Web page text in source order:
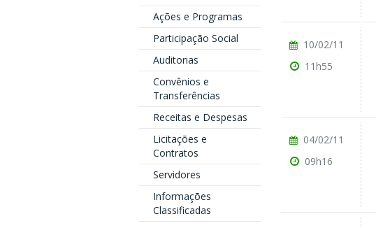
Ações e Programas
Participação Social
Auditorias
Convênios e
Transferências
Receitas e Despesas
Licitações e
Contratos
Servidores
Informações
Classificadas
10/02/11
11h55
04/02/11
09h16